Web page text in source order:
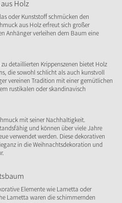
Holz
oder Kunststoff schmücken den
aus Holz erfreut sich großer
Anhänger verleihen dem Baum eine
detaillierten Krippenszenen bietet Holz
die sowohl schlicht als auch kunstvoll
vereinen Tradition mit einer gemütlichen
rustikalen oder skandinavisch
mit seiner Nachhaltigkeit.
und können über viele Jahre
verwendet werden. Diese dekorativen
in die Weihnachtsdekoration und
Elemente wie Lametta oder
Lametta waren die schimmernden